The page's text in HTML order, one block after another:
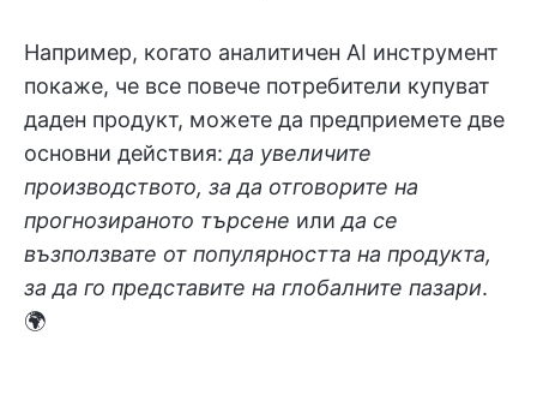
Например, когато аналитичен AI инструмент
покаже, че все повече потребители купуват
даден продукт, можете да предприемете две
основни действия:да увеличите
производството, за да отговорите на
прогнозираното търсене илида се
възползвате от популярността на продукта,
за да го представите на глобалните пазари.
🌍